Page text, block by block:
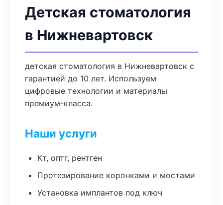
Детская стоматология
в Нижневартовск
детская стоматология в Нижневартовск с
гарантией до 10 лет. Используем
цифровые технологии и материалы
премиум-класса.
Наши услуги
Кт, оптг, рентген
Протезирование коронками и мостами
Установка имплантов под ключ